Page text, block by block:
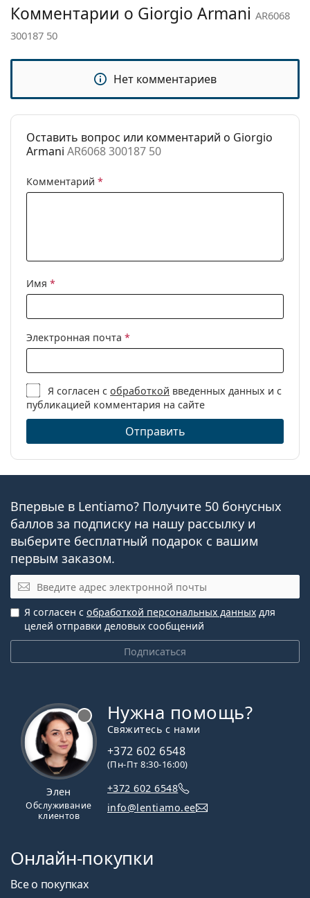
Категория:
Солнцезащитные очки
Бренд:
AR6068 300187 50
Комментарии о Giorgio Armani AR6068
300187 50
Нет комментариев
Оставить вопрос или комментарий о Giorgio
Armani AR6068 300187 50
Комментарий *
Имя *
Электронная почта *
Я согласен собработкой введенных данных и с
публикацией комментария на сайте
Отправить
Впервые в Lentiamo? Получите 50 бонусных
баллов за подписку на нашу рассылку и
выберите бесплатный подарок с вашим
первым заказом.
Электронная почта
Подписаться
Я согласен с обработкой персональных данных для
целей отправки деловых сообщений
Элен
Обслуживание
клиентов
Нужна помощь?
Свяжитесь с нами
+372 602 6548
(Пн-Пт 8:30-16:00)
+372 602 6548
info@lentiamo.ee
Онлайн-покупки
Все о покупках